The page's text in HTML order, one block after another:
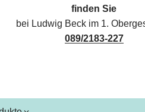
finden Sie
bei Ludwig Beck im 1.
089/2183-227